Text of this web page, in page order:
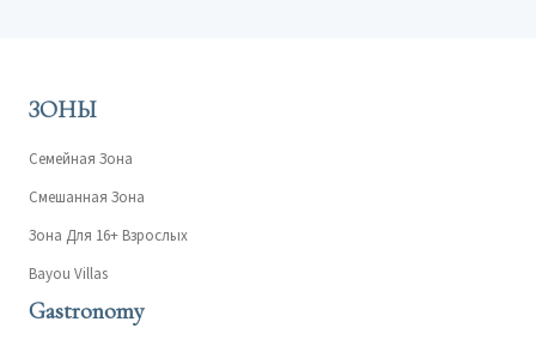
ЗОНЫ
Семейная Зона
Смешанная Зона
Зона Для 16+ Взрослых
Bayou Villas
Gastronomy